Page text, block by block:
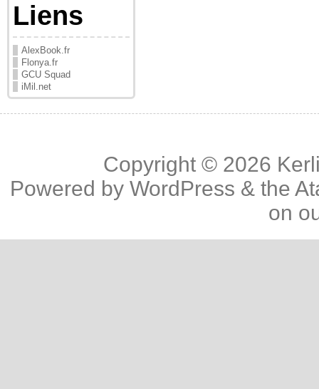
Liens
AlexBook.fr
Flonya.fr
GCU Squad
iMil.net
Copyright © 2026
Powered by WordPress & the
on